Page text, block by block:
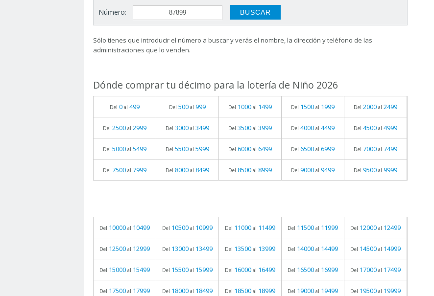
Número:
Sólo tienes que introducir el número a buscar y verás el nombre, la dirección y teléfono de las
administraciones que lo venden.
Dónde comprar tu décimo para la lotería de Niño 2026
Del 0 al 499 Del 500 al 999 Del 1000 al 1499 Del 1500 al 1999 Del 2000 al 2499
Del 2500 al 2999 Del 3000 al 3499 Del 3500 al 3999 Del 4000 al 4499 Del 4500 al 4999
Del 5000 al 5499 Del 5500 al 5999 Del 6000 al 6499 Del 6500 al 6999 Del 7000 al 7499
Del 7500 al 7999 Del 8000 al 8499 Del 8500 al 8999 Del 9000 al 9499 Del 9500 al 9999
Del 10000 al 10499 Del 10500 al 10999 Del 11000 al 11499 Del 11500 al 11999 Del 12000 al 12499
Del 12500 al 12999 Del 13000 al 13499 Del 13500 al 13999 Del 14000 al 14499 Del 14500 al 14999
Del 15000 al 15499 Del 15500 al 15999 Del 16000 al 16499 Del 16500 al 16999 Del 17000 al 17499
Del 17500 al 17999 Del 18000 al 18499 Del 18500 al 18999 Del 19000 al 19499 Del 19500 al 19999